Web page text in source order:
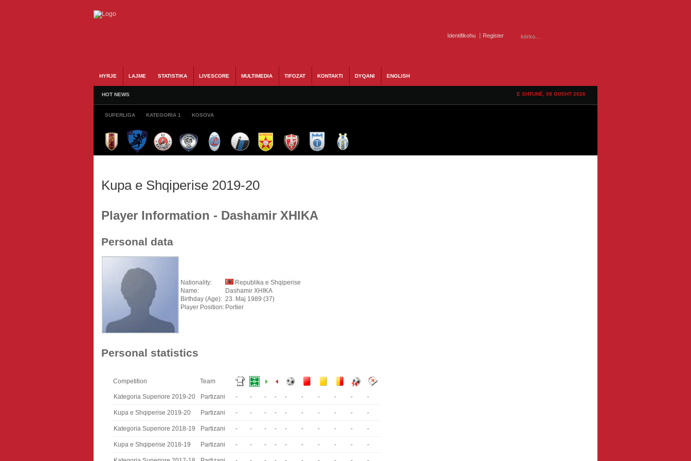
Identifikohu Register
HYRJE LAJME STATISTIKA LIVESCORE MULTIMEDIA TIFOZAT KONTAKTI DYQANI ENGLISH
HOT NEWS E SHTUNË, 08 GUSHT 2026
SUPERLIGA KATEGORIA 1 KOSOVA
Kupa e Shqiperise 2019-20
Player Information - Dashamir XHIKA
Personal data
Nationality:
Republika e Shqiperise
Name:
Dashamir XHIKA
Birthday (Age): 23. Maj 1989 (37)
Player Position: Portier
Personal statistics
Competition Team
Kategoria Superiore 2019-20 Partizani - - - - - - - - - -
Kupa e Shqiperise 2019-20 Partizani - - - - - - - - - -
Kategoria Superiore 2018-19 Partizani - - - - - - - - - -
Kupa e Shqiperise 2018-19 Partizani - - - - - - - - - -